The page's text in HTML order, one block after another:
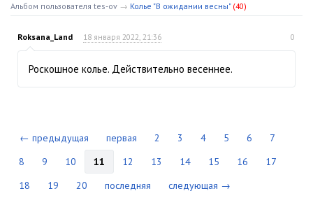
Альбом пользователя tes-ov → Колье "В ожидании весны" (40)
Roksana_Land 18 января 2022, 21:36 0
Роскошное колье. Действительно весеннее.
← предыдущая первая 2 3 4 5 6
7
8
9 10 11 12 13 14 15 16
17
18
19 20 последняя следующая →